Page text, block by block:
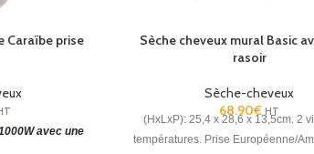
Caraïbe prise
avec une
Sèche cheveux mural Basic
rasoir
Sèche-cheveux
68.90€ HT
(HxLxP): 25,4 x 28,6 x 13,5cm. 2
températures. Prise Européenne/